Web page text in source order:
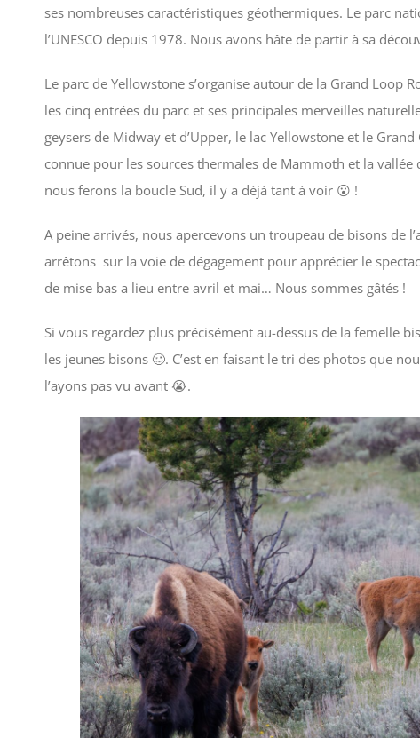
ses nombreuses caractéristiques géothermiques. Le parc
l’UNESCO depuis 1978. Nous avons hâte de partir à sa
Le parc de Yellowstone s’organise autour de la Grand
les cinq entrées du parc et ses principales merveilles
geysers de Midway et d’Upper, le lac Yellowstone et le
connue pour les sources thermales de Mammoth et la vallée
nous ferons la boucle Sud, il y a déjà tant à voir 😮 !
A peine arrivés, nous apercevons un troupeau de bisons de
arrêtons sur la voie de dégagement pour apprécier le
de mise bas a lieu entre avril et mai… Nous sommes gâtés !
Si vous regardez plus précisément au-dessus de la femelle
les jeunes bisons 🥴. C’est en faisant le tri des photos que
l’ayons pas vu avant 😭.